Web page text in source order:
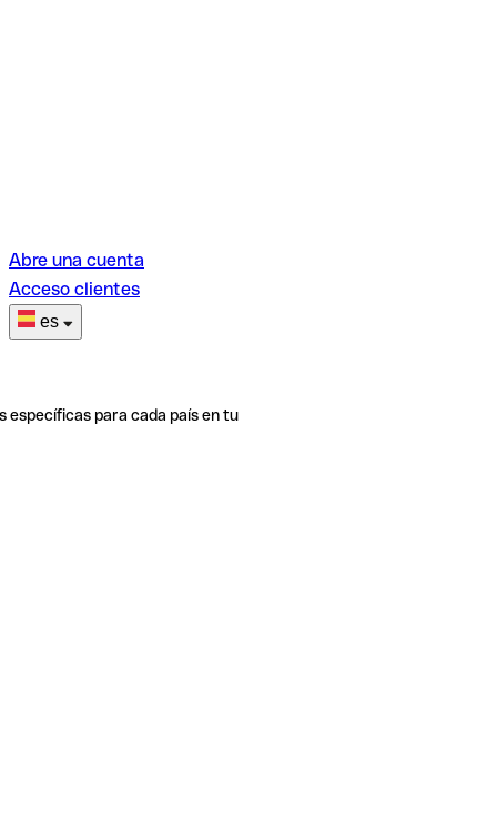
Abre una cuenta
Acceso clientes
es
específicas para cada país en tu